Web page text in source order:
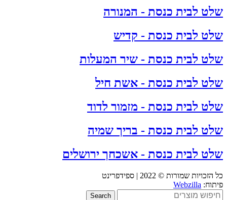
שלט לבית כנסת - המנורה
שלט לבית כנסת - קדיש
שלט לבית כנסת - שיר המעלות
שלט לבית כנסת - אשת חיל
שלט לבית כנסת - מזמור לדוד
שלט לבית כנסת - בריך שמיה
שלט לבית כנסת - אשכחך ירושלים
כל הזכויות שמורות © 2022 | ספידפרינט
פיתוח: Webzilla
Search